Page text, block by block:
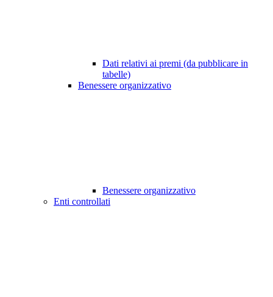
Dati relativi ai premi (da pubblicare in
tabelle)
Benessere organizzativo
Benessere organizzativo
Enti controllati